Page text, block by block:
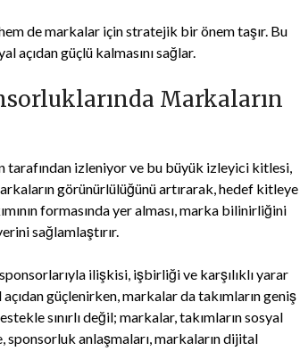
de markalar için stratejik bir önem taşır. Bu
açıdan güçlü kalmasını sağlar.
Markaların
tarafından izleniyor ve bu büyük izleyici kitlesi,
görünürlülüğünü artırarak, hedef kitleye
formasında yer alması, marka bilinirliğini
sağlamlaştırır.
ilişkisi, işbirliği ve karşılıklı yarar
güçlenirken, markalar da takımların geniş
sınırlı değil; markalar, takımların sosyal
sponsorluk anlaşmaları, markaların dijital